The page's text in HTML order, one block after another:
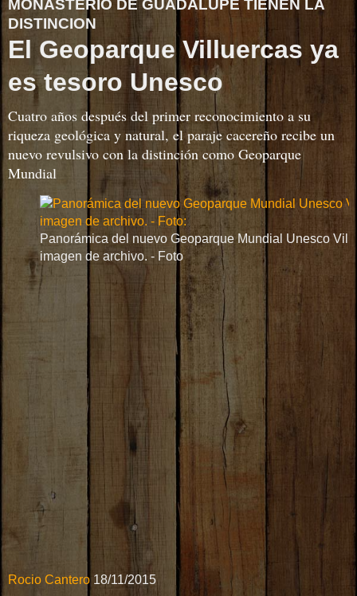
MONASTERIO DE GUADALUPE TIENEN LA
DISTINCION
El Geoparque Villuercas ya
es tesoro Unesco
Cuatro años después del primer reconocimiento a su
riqueza geológica y natural, el paraje cacereño recibe un
nuevo revulsivo con la distinción como Geoparque
Mundial
Panorámica del nuevo Geoparque Mundial Unesco
imagen de archivo. - Foto
Rocio Cantero 18/11/2015